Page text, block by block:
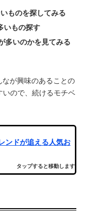
ものを探してみる
いもの探す
多いのかを見てみる
が興味のあることの
ので、続けるモチベ
ンドが追える人気お
タップすると移動します